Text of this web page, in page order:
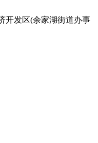
开发区(余家湖街道办事